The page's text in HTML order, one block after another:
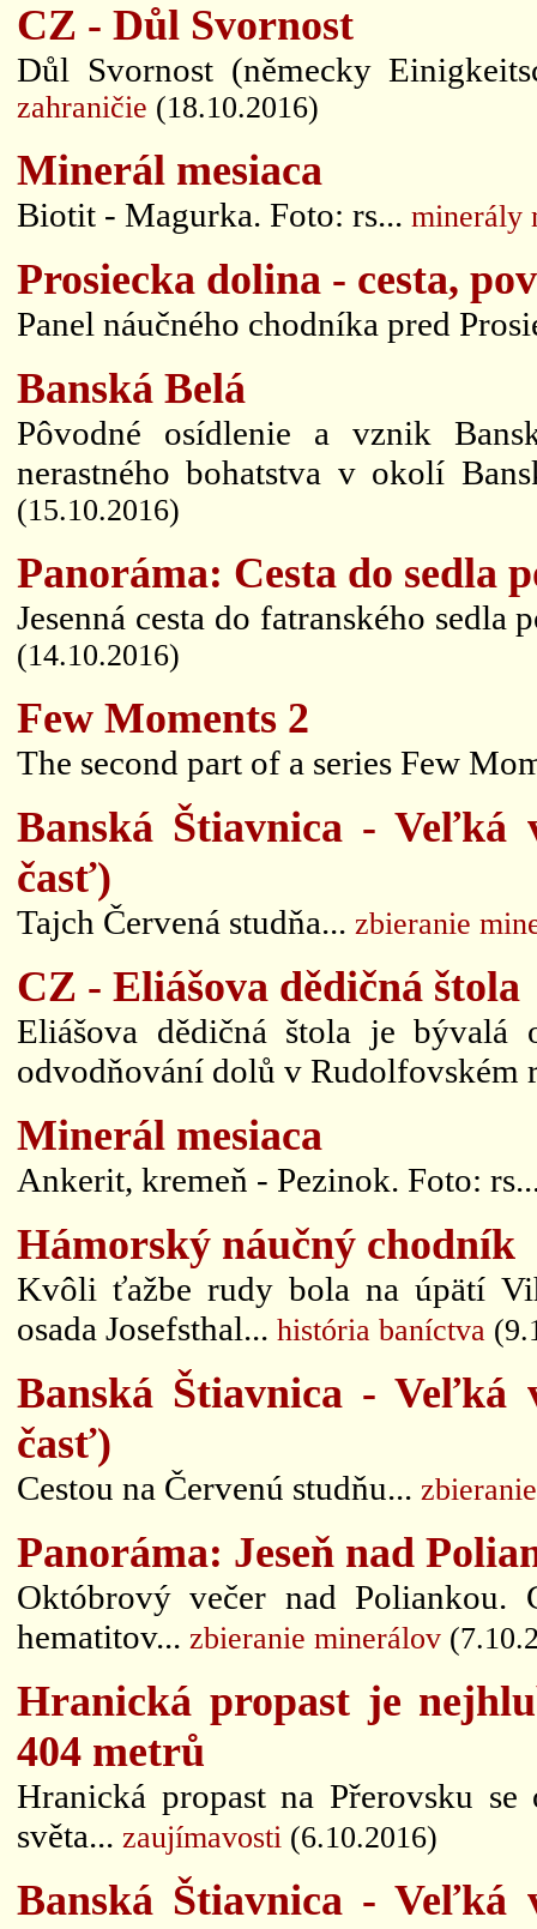
CZ - Důl Svornost
Důl Svornost (německy
zahraničie (18.10.2016)
Minerál mesiaca
Biotit - Magurka. Foto: rs... minerály
Prosiecka dolina - cesta,
Panel náučného chodníka pred
Banská Belá
Pôvodné osídlenie a vznik
nerastného bohatstva v okolí
(15.10.2016)
Panoráma: Cesta do sedla
Jesenná cesta do fatranského
(14.10.2016)
Few Moments 2
The second part of a series Few
Banská Štiavnica - Veľká
časť)
Tajch Červená studňa... zbieranie
CZ - Eliášova dědičná štola
Eliášova dědičná štola je bývalá
odvodňování dolů v
Minerál mesiaca
Ankerit, kremeň - Pezinok. Foto:
Hámorský náučný chodník
Kvôli ťažbe rudy bola na úpätí
osada Josefsthal... história baníctva
Banská Štiavnica - Veľká
časť)
Cestou na Červenú studňu...
Panoráma: Jeseň nad
Októbrový večer nad Poliankou.
hematitov... zbieranie minerálov
Hranická propast je
404 metrů
Hranická propast na Přerovsku
světa... zaujímavosti (6.10.2016)
Banská Štiavnica - Veľká